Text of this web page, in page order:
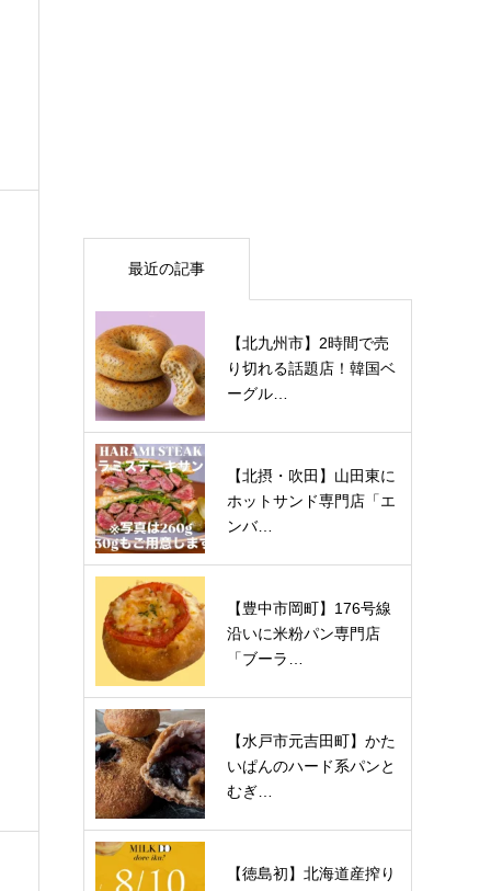
最近の記事
【北九州市】2時間で売
り切れる話題店！韓国ベ
ーグル…
【北摂・吹田】山田東に
ホットサンド専門店「エ
ンバ…
【豊中市岡町】176号線
沿いに米粉パン専門店
「ブーラ…
【水戸市元吉田町】かた
いぱんのハード系パンと
むぎ…
【徳島初】北海道産搾り